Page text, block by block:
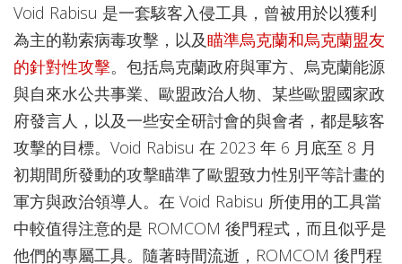
Void Rabisu 是一套駭客入侵工具，曾被用於以獲利
為主的勒索病毒攻擊，以及瞄準烏克蘭和烏克蘭盟友
的針對性攻擊。包括烏克蘭政府與軍方、烏克蘭能源
與自來水公共事業、歐盟政治人物、某些歐盟國家政
府發言人，以及一些安全研討會的與會者，都是駭客
攻擊的目標。Void Rabisu 在 2023 年 6 月底至 8 月
初期間所發動的攻擊瞄準了歐盟致力性別平等計畫的
軍方與政治領導人。在 Void Rabisu 所使用的工具當
中較值得注意的是 ROMCOM 後門程式，而且似乎是
他們的專屬工具。隨著時間流逝，ROMCOM 後門程